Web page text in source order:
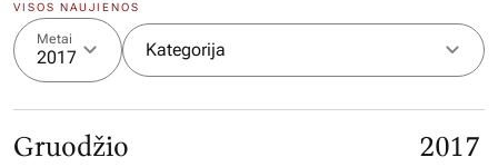
VISOS NAUJIENOS
Metai
2017 Kategorija
Gruodžio 2017